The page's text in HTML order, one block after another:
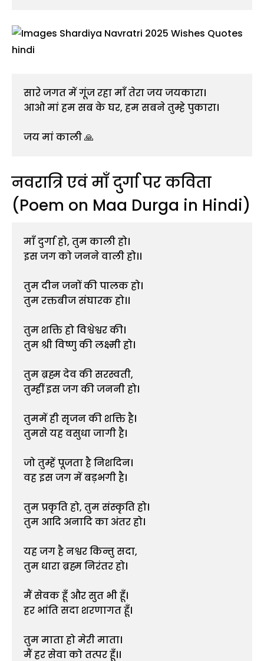
सारे जगत में गूंज रहा माँ तेरा जय जयकारा।
आओ मां हम सब के घर, हम सबने तुम्हे पुकारा।
जय मां काली 🙏
नवरात्रि एवं माँ दुर्गा पर कविता
(Poem on Maa Durga in Hindi)
माँ दुर्गा हो, तुम काली हो।
इस जग को जनने वाली हो।।
तुम दीन जनों की पालक हो।
तुम रक्तबीज संघारक हो।।
तुम शक्ति हो विश्वेश्वर की।
तुम श्री विष्णु की लक्ष्मी हो।
तुम ब्रह्म देव की सरस्वती,
तुम्हीं इस जग की जननी हो।
तुममें ही सृजन की शक्ति है।
तुमसे यह वसुधा जागी है।
जो तुम्हें पूजता है निशदिन।
वह इस जग में बड़भगी है।
तुम प्रकृति हो, तुम संस्कृति हो।
तुम आदि अनादि का अंतर हो।
यह जग है नश्वर किन्तु सदा,
तुम धारा ब्रह्म निरंतर हो।
मैं सेवक हूँ और सुत भी हूँ।
हर भांति सदा शरणागत हूँ।
तुम माता हो मेरी माता।
मैं हर सेवा को तत्पर हूँ।।